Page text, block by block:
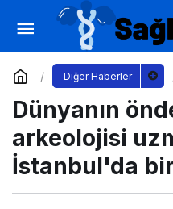
Diğer Haberler
Dünyanın
arkeolojisi
İstanbul'da
İzmir Şehir
Festivali'nde sahne aldı
Yorum Yap Paylaş